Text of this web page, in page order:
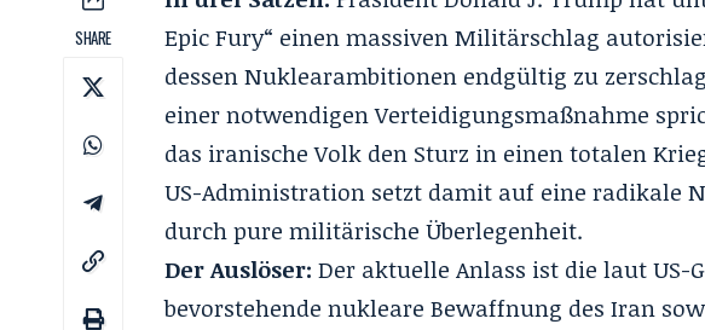
SHARE
Epic Fury“ einen massiven Militärschlag
dessen Nuklearambitionen endgültig zu
einer notwendigen Verteidigungsmaßnahme
das iranische Volk den Sturz in einen totalen
US-Administration setzt damit auf eine radikale
durch pure militärische Überlegenheit.
Der Auslöser: Der aktuelle Anlass ist die laut
bevorstehendenukleare Bewaffnung des Iran